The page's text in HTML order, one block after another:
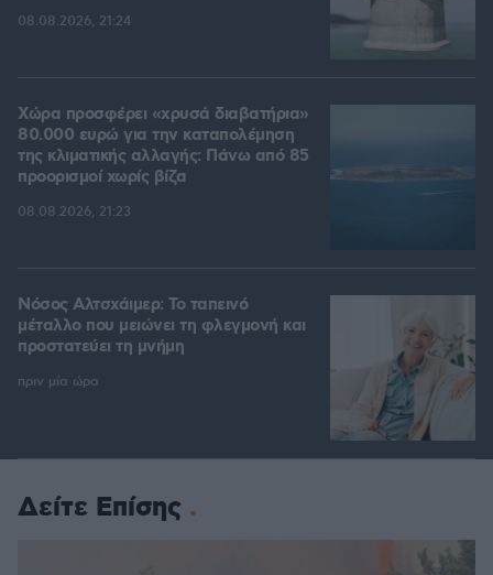
08.08.2026, 21:24
Χώρα προσφέρει «χρυσά διαβατήρια»
80.000 ευρώ για την καταπολέμηση
της κλιματικής αλλαγής: Πάνω από 85
προορισμοί χωρίς βίζα
08.08.2026, 21:23
Νόσος Αλτσχάιμερ: Το ταπεινό
μέταλλο που μειώνει τη φλεγμονή και
προστατεύει τη μνήμη
πριν μία ώρα
Δείτε Επίσης